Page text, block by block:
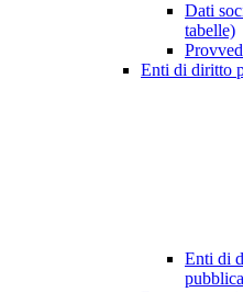
Dati
tabelle)
Enti di diritto
Enti di